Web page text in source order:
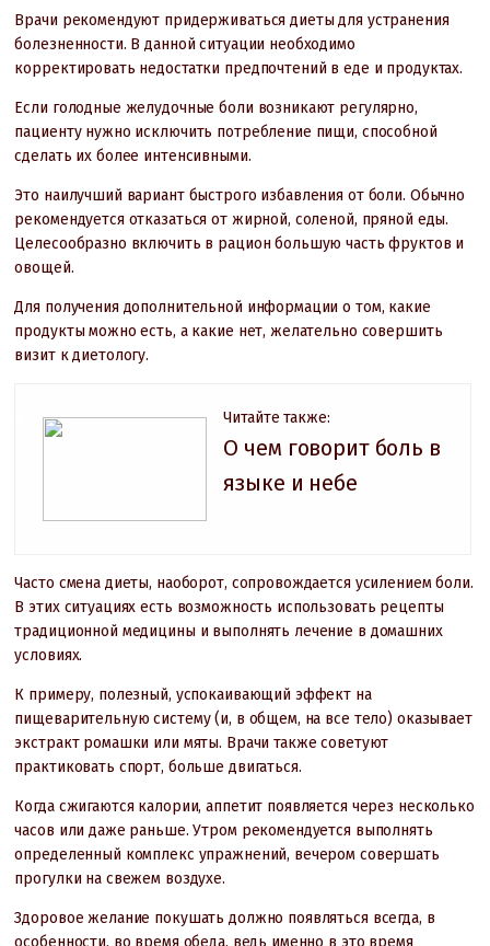
Врачи рекомендуют придерживаться диеты для устранения
болезненности. В данной ситуации необходимо
корректировать недостатки предпочтений в еде и продуктах.
Если голодные желудочные боли возникают регулярно,
пациенту нужно исключить потребление пищи, способной
сделать их более интенсивными.
Это наилучший вариант быстрого избавления от боли. Обычно
рекомендуется отказаться от жирной, соленой, пряной еды.
Целесообразно включить в рацион большую часть фруктов и
овощей.
Для получения дополнительной информации о том, какие
продукты можно есть, а какие нет, желательно совершить
визит к диетологу.
Читайте также:
О чем говорит боль в
языке и небе
Часто смена диеты, наоборот, сопровождается усилением боли.
В этих ситуациях есть возможность использовать рецепты
традиционной медицины и выполнять лечение в домашних
условиях.
К примеру, полезный, успокаивающий эффект на
пищеварительную систему (и, в общем, на все тело) оказывает
экстракт ромашки или мяты. Врачи также советуют
практиковать спорт, больше двигаться.
Когда сжигаются калории, аппетит появляется через несколько
часов или даже раньше. Утром рекомендуется выполнять
определенный комплекс упражнений, вечером совершать
прогулки на свежем воздухе.
Здоровое желание покушать должно появляться всегда, в
особенности, во время обеда, ведь именно в это время